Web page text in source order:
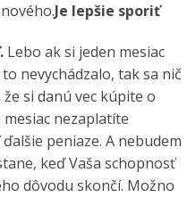
Je lepšie sporiť
Lebo ak si jeden mesiac
nevychádzalo, tak sa nič
si danú vec kúpite o
nezaplatíte
peniaze. A nebudem
keď Vaša schopnosť
dôvodu skončí. Možno